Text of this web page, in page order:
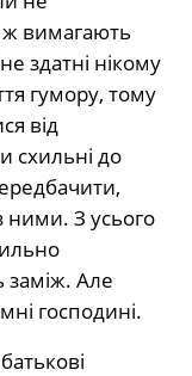
ж вимагають
здатні нікому
гумору, тому
від
схильні до
ними. З усього
заміж. Але
господині.